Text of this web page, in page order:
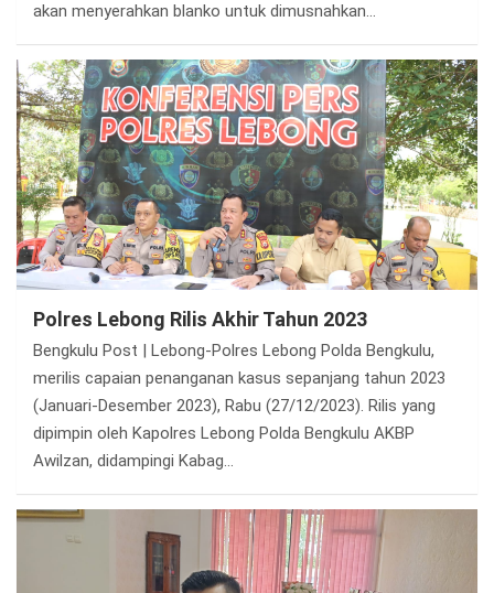
akan menyerahkan blanko untuk dimusnahkan…
Polres Lebong Rilis Akhir Tahun 2023
Bengkulu Post | Lebong-Polres Lebong Polda Bengkulu,
merilis capaian penanganan kasus sepanjang tahun 2023
(Januari-Desember 2023), Rabu (27/12/2023). Rilis yang
dipimpin oleh Kapolres Lebong Polda Bengkulu AKBP
Awilzan, didampingi Kabag…